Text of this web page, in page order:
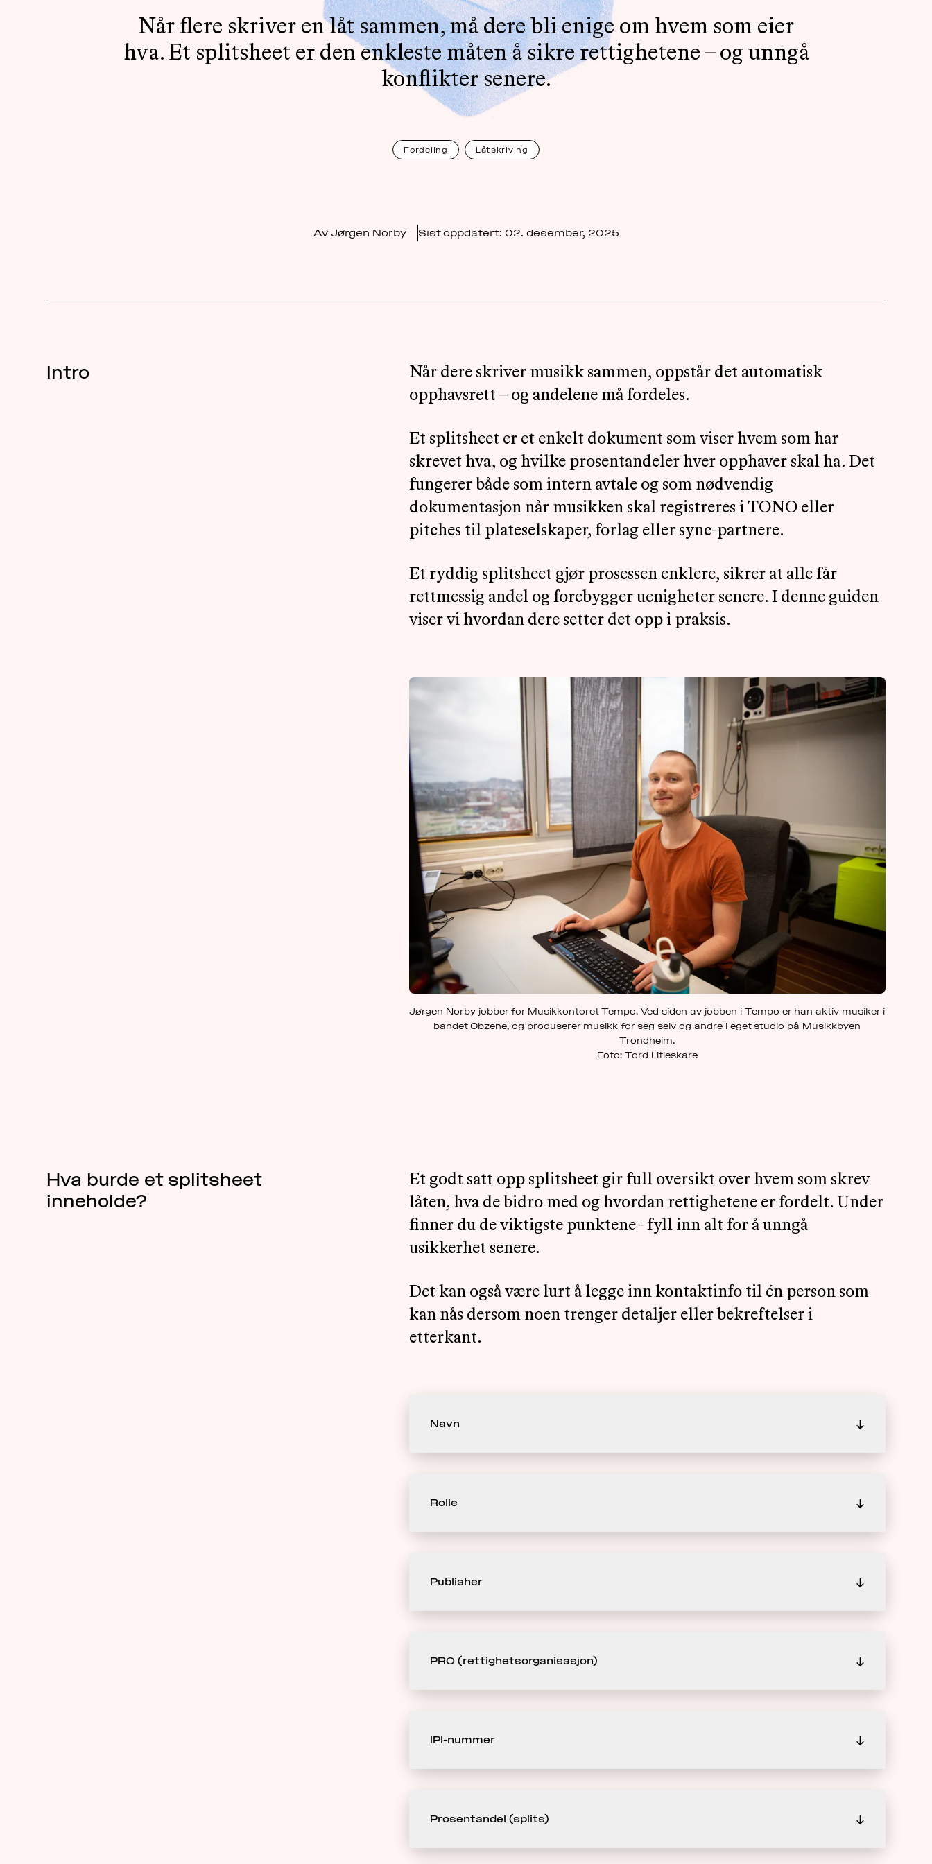
Når flere skriver en låt sammen, må dere bli enige om hvem som eier
hva. Et splitsheet er den enkleste måten å sikre rettighetene – og unngå
konflikter senere.
Fordeling Låtskriving
Av Jørgen Norby Sist oppdatert: 02. desember, 2025
Intro
Når dere skriver musikk sammen, oppstår det automatisk
opphavsrett – og andelene må fordeles.
Et splitsheet er et enkelt dokument som viser hvem som har
skrevet hva, og hvilke prosentandeler hver opphaver skal ha. Det
fungerer både som intern avtale og som nødvendig
dokumentasjon når musikken skal registreres i TONO eller
pitches til plateselskaper, forlag eller sync-partnere.
Et ryddig splitsheet gjør prosessen enklere, sikrer at alle får
rettmessig andel og forebygger uenigheter senere. I denne guiden
viser vi hvordan dere setter det opp i praksis.
Jørgen Norby jobber for Musikkontoret Tempo. Ved siden av jobben i Tempo er han aktiv musiker i
bandet Obzene, og produserer musikk for seg selv og andre i eget studio på Musikkbyen
Trondheim.
Foto: Tord Litleskare
Hva burde et splitsheet
inneholde?
Et godt satt opp splitsheet gir full oversikt over hvem som skrev
låten, hva de bidro med og hvordan rettighetene er fordelt. Under
finner du de viktigste punktene - fyll inn alt for å unngå
usikkerhet senere.
Det kan også være lurt å legge inn kontaktinfo til én person som
kan nås dersom noen trenger detaljer eller bekreftelser i
etterkant.
Navn ↓
Rolle ↓
Publisher ↓
PRO (rettighetsorganisasjon) ↓
IPI-nummer ↓
Prosentandel (splits) ↓